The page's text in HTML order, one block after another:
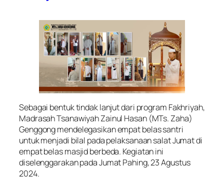
Sebagai bentuk tindak lanjut dari program Fakhriyah,
Madrasah Tsanawiyah Zainul Hasan (MTs. Zaha)
Genggong mendelegasikan empat belas santri
untuk menjadi bilal pada pelaksanaan salat Jumat di
empat belas masjid berbeda. Kegiatan ini
diselenggarakan pada Jumat Pahing, 23 Agustus
2024.